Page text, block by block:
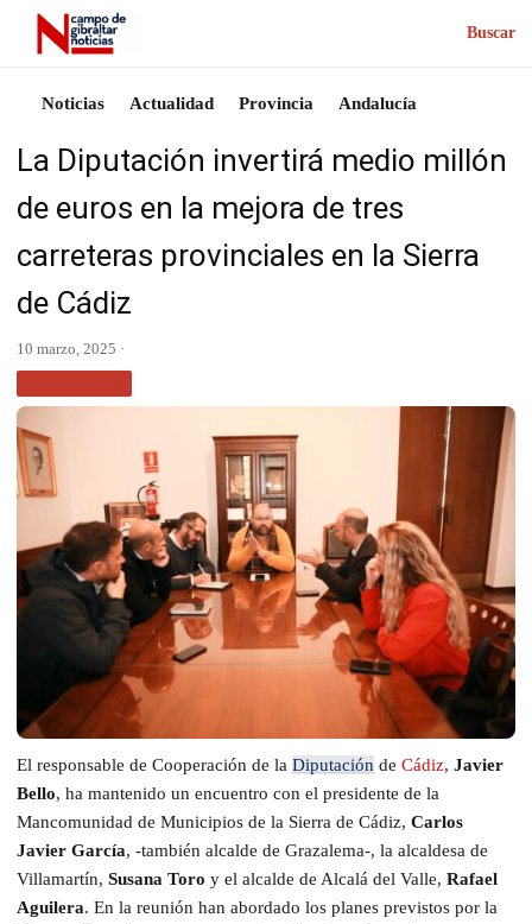
Buscar
Noticias Actualidad Provincia Andalucía
La Diputación invertirá medio millón
de euros en la mejora de tres
carreteras provinciales en la Sierra
de Cádiz
10 marzo, 2025 ·
El responsable de Cooperación de la Diputación de Cádiz, Javier
Bello, ha mantenido un encuentro con el presidente de la
Mancomunidad de Municipios de la Sierra de Cádiz, Carlos
Javier García, -también alcalde de Grazalema-, la alcaldesa de
Villamartín, Susana Toro y el alcalde de Alcalá del Valle, Rafael
Aguilera. En la reunión han abordado los planes previstos por la